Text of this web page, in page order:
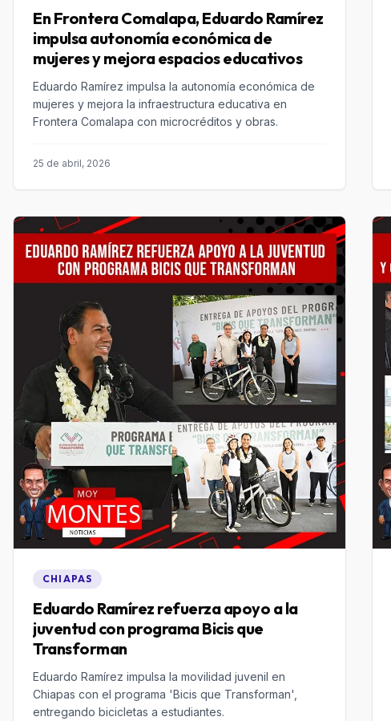
En Frontera Comalapa, Eduardo Ramírez
impulsa autonomía económica de
mujeres y mejora espacios educativos
Eduardo Ramírez impulsa la autonomía económica de
mujeres y mejora la infraestructura educativa en
Frontera Comalapa con microcréditos y obras.
25 de abril, 2026
CHIAPAS
Eduardo Ramírez refuerza apoyo a la
juventud con programa Bicis que
Transforman
Eduardo Ramírez impulsa la movilidad juvenil en
Chiapas con el programa 'Bicis que Transforman',
entregando bicicletas a estudiantes.